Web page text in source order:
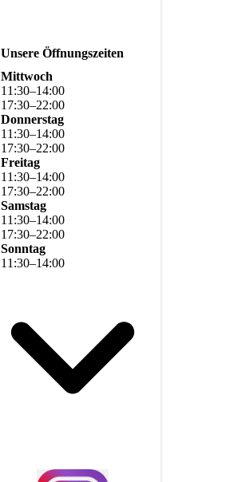
Unsere Öffnungszeiten
Mittwoch
11 :30–14:00
17:30–22:00
Donnerstag
11 :30–14:00
17:30–22:00
Freitag
11 :30–14:00
17:30–22:00
Samstag
11 :30–14:00
17:30–22:00
Sonntag
11 :30–14:00